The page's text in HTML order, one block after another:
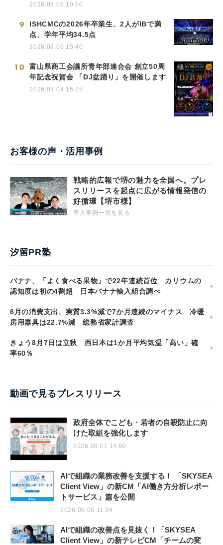
2026.08.08 10:00
9
ISHCMCの2026年卒業生、2人がIBで満
点、学年平均34.5点
2026.08.06 15:40
10
富山県商工会議所青年部連合会 創立50周
年記念祝賀会 「DJ盆踊り」を開催します
2026.08.04 15:25
お客様の声・活用事例
戦略的広報で堺の魅力を全国へ。プレ
スリリースを起点に広がる情報発信の
好循環【堺市様】
導入事例一覧を見る
汐留PR塾
バナナ、「よく食べる果物」で22年連続首位 カリウムの
認知度は初の4割超 日本バナナ輸入組合調べ
6月の消費支出、実質3.3%減で7か月連続のマイナス 冷暖
房用器具は22.7%減 総務省家計調査
きょう8月7日は立秋 西日本は1か月平均気温「高い」確
率60％
動画で見るプレスリリース
政府全体でこども・若者の自殺防止に向
けた取組を強化します
2026.08.07 14:00
AIで組織の業務改善を支援する！ 「SKYSEA
Client View」の新CM「AI働き方分析レポー
トサービス」篇を公開
2026.08.06 11:04
AIで組織の改善点を見抜く！「SKYSEA
Client View」の新テレビCM「チームの変